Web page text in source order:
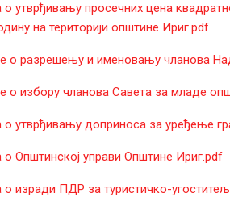
утврђивању просечних цена
на територији општине Ириг.pdf
о разрешењу и именовању чланова
о избору чланова Савета за младе
о утврђивању доприноса за уређење
о Општинској управи Општине Ириг.pdf
изради ПДР за туристичко-